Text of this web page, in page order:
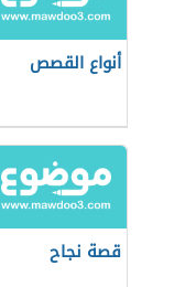
أنواع القصص
قصة نجاح